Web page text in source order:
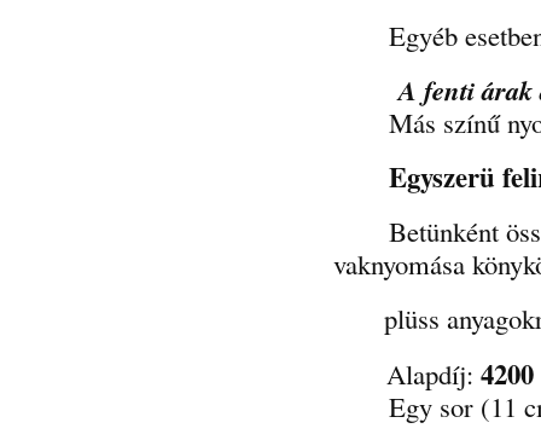
Egyéb esetben
A fenti árak
Más színű
Egyszerü
Betünként
vaknyomása
plüss
Alapdíj:4200
Egy sor (11